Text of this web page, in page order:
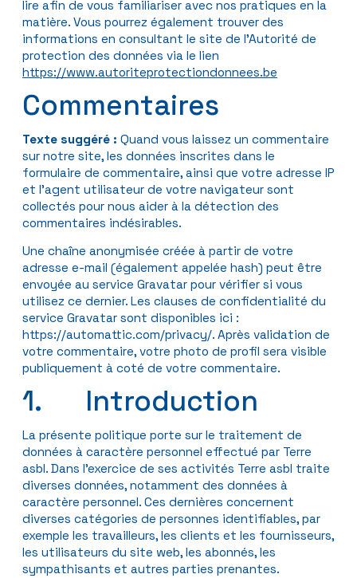
lire afin de vous familiariser avec nos pratiques en la
matière. Vous pourrez également trouver des
informations en consultant le site de l’Autorité de
protection des données via le lien
https://www.autoriteprotectiondonnees.be
Commentaires
Texte suggéré : Quand vous laissez un commentaire
sur notre site, les données inscrites dans le
formulaire de commentaire, ainsi que votre adresse IP
et l’agent utilisateur de votre navigateur sont
collectés pour nous aider à la détection des
commentaires indésirables.
Une chaîne anonymisée créée à partir de votre
adresse e-mail (également appelée hash) peut être
envoyée au service Gravatar pour vérifier si vous
utilisez ce dernier. Les clauses de confidentialité du
service Gravatar sont disponibles ici :
https://automattic.com/privacy/. Après validation de
votre commentaire, votre photo de profil sera visible
publiquement à coté de votre commentaire.
1. Introduction
La présente politique porte sur le traitement de
données à caractère personnel effectué par Terre
asbl. Dans l’exercice de ses activités Terre asbl traite
diverses données, notamment des données à
caractère personnel. Ces dernières concernent
diverses catégories de personnes identifiables, par
exemple les travailleurs, les clients et les fournisseurs,
les utilisateurs du site web, les abonnés, les
sympathisants et autres parties prenantes.